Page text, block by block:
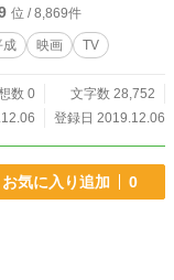
位 / 8,869件
成 映画 TV
数 0
文字数 28,752
登録日 2019.12.06
お気に入り追加 0